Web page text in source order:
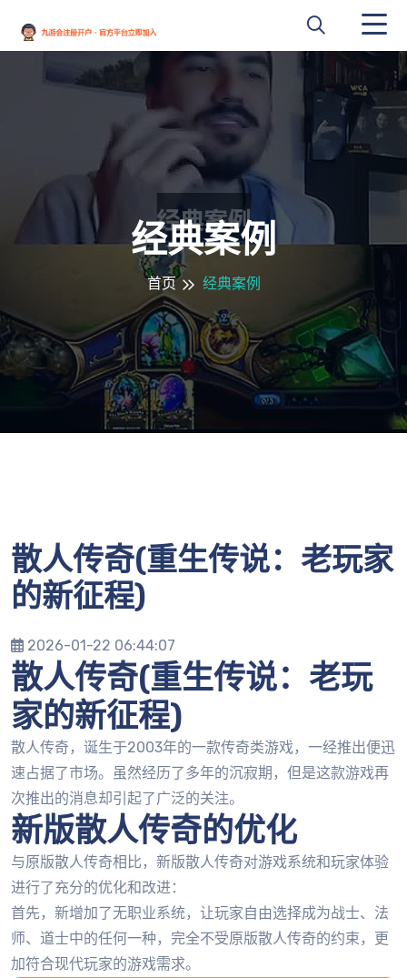
经典案例
首页 经典案例
散人传奇(重生传说：老玩家
的新征程)
2026-01-22 06:44:07
散人传奇(重生传说：老玩
家的新征程)
散人传奇，诞生于2003年的一款传奇类游戏，一经推出便迅
速占据了市场。虽然经历了多年的沉寂期，但是这款游戏再
次推出的消息却引起了广泛的关注。
新版散人传奇的优化
与原版散人传奇相比，新版散人传奇对游戏系统和玩家体验
进行了充分的优化和改进：
首先，新增加了无职业系统，让玩家自由选择成为战士、法
师、道士中的任何一种，完全不受原版散人传奇的约束，更
加符合现代玩家的游戏需求。